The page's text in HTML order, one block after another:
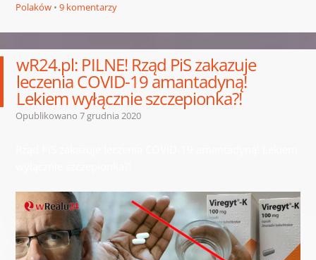
Polaków
9 komentarzy
wR24.pl: PILNE! Rząd PiS zakazuje
leczenia COVID-19 amantadyną!
Lekiem wyłącznie szczepionka?!
Opublikowano 7 grudnia 2020